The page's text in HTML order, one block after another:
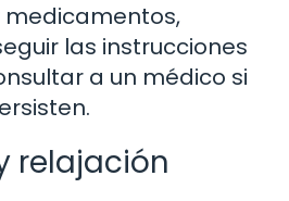
medicamentos,
las instrucciones
a un médico si
relajación